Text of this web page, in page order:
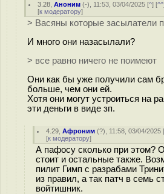
3.28 ,Аноним (-), 11:53, 03/04/2025 [^] [^^
[к модератору]
> Васяны которые засылатели
И много они назасылали?
> все равно ничего не поимеют
Они как бы уже получили сам
больше, чем они ей.
Хотя они могут устроиться на
эти деньги в виде зп.
4.29 ,Афроним (?), 11:58, 03/04/2025
[к модератору]
А пафосу сколько при этом?
стоит и остальные также.
пилит Гимп с разрабами
из правил, а так патч в семь
войтишник.